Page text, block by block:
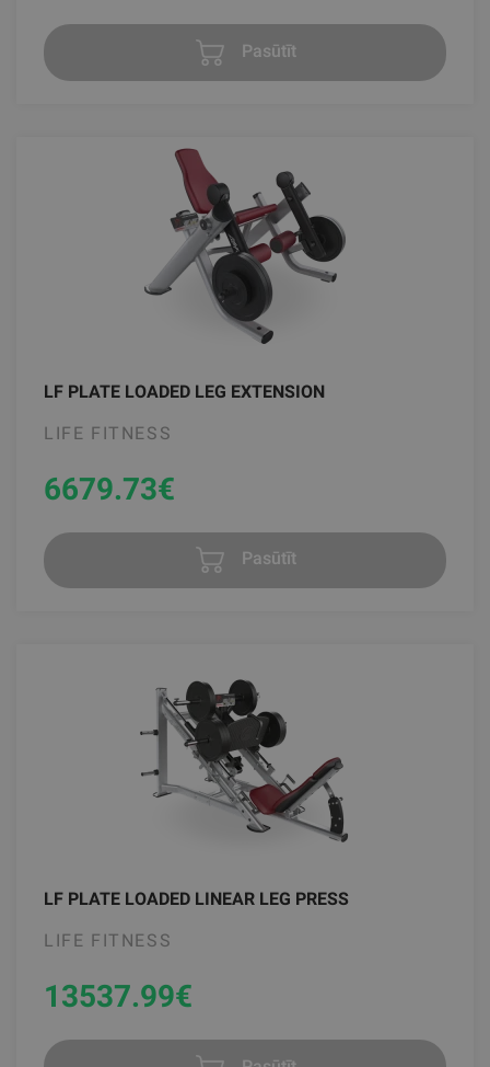
Pasūtīt
LF PLATE LOADED LEG EXTENSION
LIFE FITNESS
6679.73€
Pasūtīt
LF PLATE LOADED LINEAR LEG PRESS
LIFE FITNESS
13537.99€